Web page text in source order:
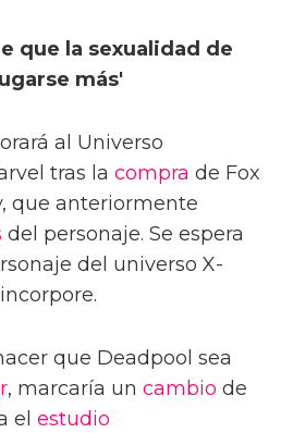
que la sexualidad de
más'
al Universo
tras la compra de Fox
que anteriormente
del personaje. Se espera
del universo X-
que Deadpool sea
, marcaría un cambio de
el estudio